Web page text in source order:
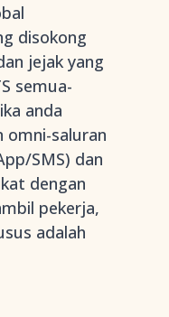
disokong
jejak yang
semua-
anda
omni-saluran
SMS) dan
dengan
pekerja,
adalah